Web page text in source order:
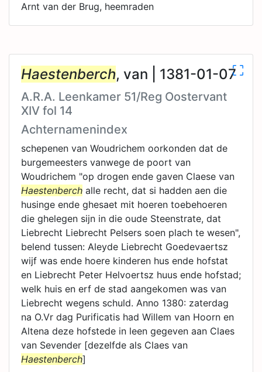
Arnt van der Brug, heemraden
Haestenberch, van | 1381-01-07
A.R.A. Leenkamer 51/Reg Oostervant
XIV fol 14
Achternamenindex
schepenen van Woudrichem oorkonden dat de
burgemeesters vanwege de poort van
Woudrichem "op drogen ende gaven Claese van
Haestenberch alle recht, dat si hadden aen die
husinge ende ghesaet mit hoeren toebehoeren
die ghelegen sijn in die oude Steenstrate, dat
Liebrecht Liebrecht Pelsers soen plach te wesen",
belend tussen: Aleyde Liebrecht Goedevaertsz
wijf was ende hoere kinderen hus ende hofstat
en Liebrecht Peter Helvoertsz huus ende hofstad;
welk huis en erf de stad aangekomen was van
Liebrecht wegens schuld. Anno 1380: zaterdag
na O.Vr dag Purificatis had Willem van Hoorn en
Altena deze hofstede in leen gegeven aan Claes
van Sevender [dezelfde als Claes van
Haestenberch]